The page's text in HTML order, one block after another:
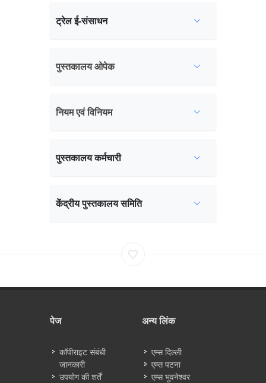
ट्रेल ई-संसाधन
पुस्तकालय ओपेक
नियम एवं विनियम
पुस्तकालय कर्मचारी
केंद्रीय पुस्तकालय समिति
पेज
कॉपीराइट संबंधी
जानकारी
उपयोग की शर्तें
अन्य लिंक
एम्स दिल्ली
एम्स पटना
एम्स भुवनेश्वर